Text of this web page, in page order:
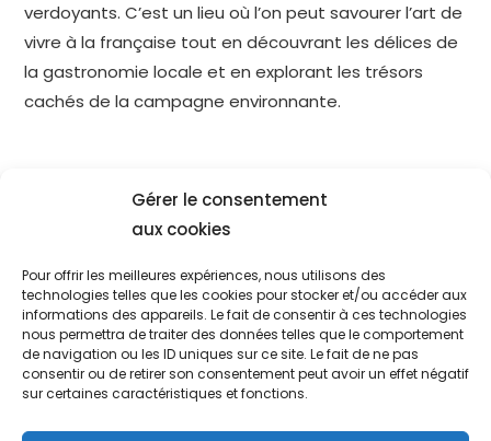
Gérer le consentement
aux cookies
Pour offrir les meilleures expériences, nous utilisons des
technologies telles que les cookies pour stocker et/ou accéder aux
informations des appareils. Le fait de consentir à ces technologies
nous permettra de traiter des données telles que le comportement
de navigation ou les ID uniques sur ce site. Le fait de ne pas
consentir ou de retirer son consentement peut avoir un effet négatif
sur certaines caractéristiques et fonctions.
verdoyants. C’est un lieu où l’on peut savourer l’art de
vivre à la française tout en découvrant les délices de
la gastronomie locale et en explorant les trésors
cachés de la campagne environnante.
Location de gîtes de vacances
Gîte 4 personnes
Gîte 6 personnes